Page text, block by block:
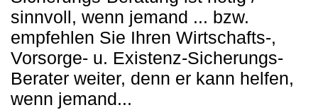
sinnvoll, wenn jemand ... bzw.
empfehlen Sie Ihren Wirtschafts-,
Vorsorge- u. Existenz-Sicherungs-
Berater weiter, denn er kann helfen,
wenn jemand...